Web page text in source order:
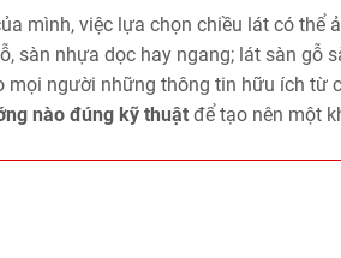
mình, việc lựa chọn chiều lát có thể
sàn nhựa dọc hay ngang; lát sàn gỗ
mọi người những thông tin hữu ích từ
nào đúng kỹ thuật để tạo nên một